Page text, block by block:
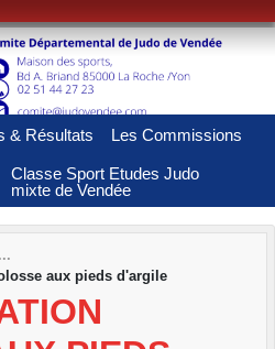
& Résultats Les Commissions
Classe Sport Etudes Judo
mixte de Vendée
aux pieds d'argile